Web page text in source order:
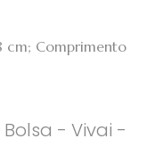
cm; Comprimento
Bolsa - Vivai -